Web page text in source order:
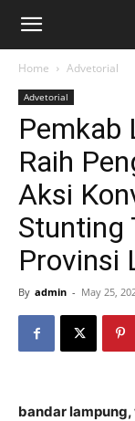
Home Advetorial
Advetorial
Pemkab
Raih
Aksi
Stunting
Provinsi
By admin - May 25,
bandar